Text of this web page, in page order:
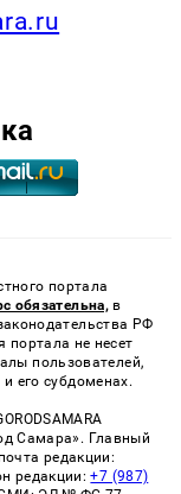
портала
обязательна, в
РФ
портала не несет
пользователей,
его субдоменах.
Самара». Главный
редакции:
редакции:+7 (987)